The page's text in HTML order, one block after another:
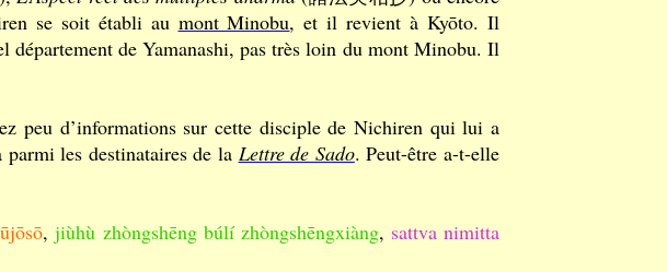
se soit établi au mont Minobu, et il revient à Kyōto. Il
département de Yamanashi, pas très loin du mont Minobu. Il
peu d’informations sur cette disciple de Nichiren qui lui a
parmi les destinataires de la Lettre de Sado. Peut-être a-t-elle
,jiùhù zhòngshēng búlí zhòngshēngxiàng, sattva nimitta